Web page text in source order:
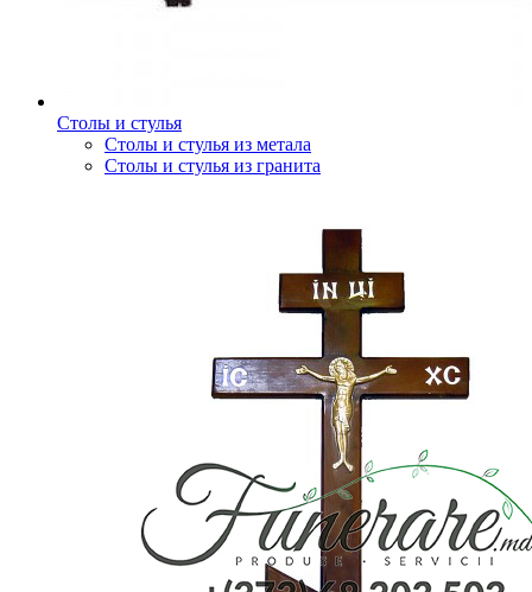
Столы и стулья
Столы и стулья из метала
Столы и стулья из гранита